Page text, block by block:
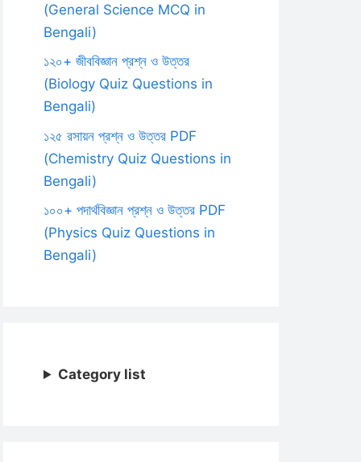
(General Science MCQ in
Bengali)
১২০+ জীববিজ্ঞান প্রশ্ন ও উত্তর
(Biology Quiz Questions in
Bengali)
১২৫ রসায়ন প্রশ্ন ও উত্তর PDF
(Chemistry Quiz Questions in
Bengali)
১০০+ পদার্থবিজ্ঞান প্রশ্ন ও উত্তর PDF
(Physics Quiz Questions in
Bengali)
Category list